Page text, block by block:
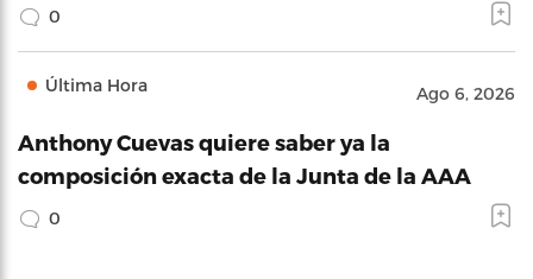
0
Última Hora Ago 6, 2026
Anthony Cuevas quiere saber ya la
composición exacta de la Junta de la AAA
0